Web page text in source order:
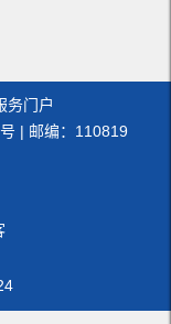
务门户
| 邮编：110819